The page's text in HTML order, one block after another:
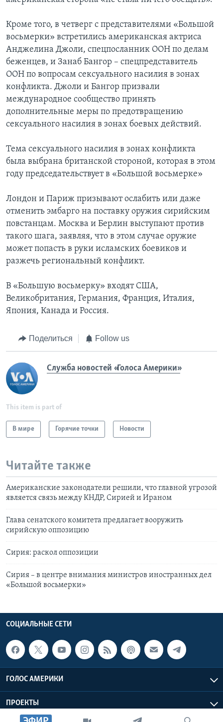
Кроме того, в четверг с представителями «Большой
восьмерки» встретились американская актриса
Анджелина Джоли, спецпосланник ООН по делам
беженцев, и Занаб Бангор – спецпредставитель
ООН по вопросам сексуального насилия в зонах
конфликта. Джоли и Бангор призвали
международное сообщество принять
дополнительные меры по предотвращению
сексуального насилия в зонах боевых действий.
Тема сексуального насилия в зонах конфликта
была выбрана британской стороной, которая в этом
году председательствует в «Большой восьмерке»
Лондон и Париж призывают ослабить или даже
отменить эмбарго на поставку оружия сирийским
повстанцам. Москва и Берлин выступают против
такого шага, заявляя, что в этом случае оружие
может попасть в руки исламских боевиков и
разжечь региональный конфликт.
В «Большую восьмерку» входят США,
Великобритания, Германия, Франция, Италия,
Япония, Канада и Россия.
Поделиться Follow us
Служба новостей «Голоса Америки»
This item is part of
В мире Горячие точки Новости
Читайте также
Американские законодатели решили, что главной угрозой
является связь между КНДР, Сирией и Ираном
Глава сенатского комитета предлагает вооружить
сирийскую оппозицию
Сирия: раскол оппозиции
Сирия – в центре внимания министров иностранных дел
«Большой восьмерки»
СОЦИАЛЬНЫЕ СЕТИ
ГОЛОС АМЕРИКИ
ПРОЕКТЫ